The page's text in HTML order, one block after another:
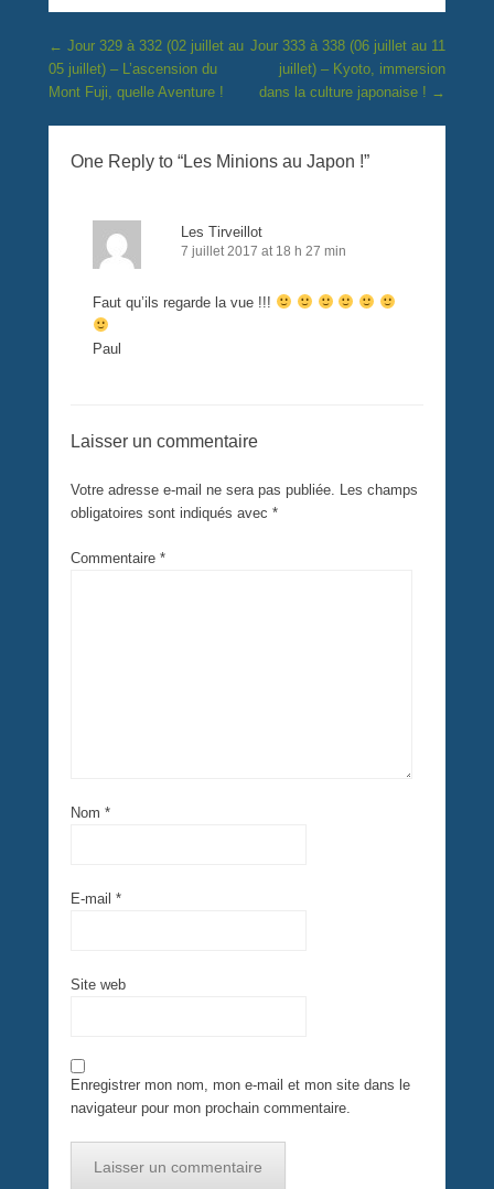
Post navigation
← Jour 329 à 332 (02 juillet au
05 juillet) – L’ascension du
Mont Fuji, quelle Aventure !
Jour 333 à 338 (06 juillet au 11
juillet) – Kyoto, immersion
dans la culture japonaise ! →
One Reply to “Les Minions au Japon !”
Les Tirveillot
7 juillet 2017 at 18 h 27 min
Faut qu’ils regarde la vue !!!
Paul
Laisser un commentaire
Votre adresse e-mail ne sera pas publiée. Les champs
obligatoires sont indiqués avec *
Commentaire *
Nom *
E-mail *
Site web
Enregistrer mon nom, mon e-mail et mon site dans le
navigateur pour mon prochain commentaire.